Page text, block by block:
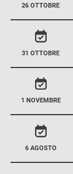
26 OTTOBRE
31 OTTOBRE
1 NOVEMBRE
6 AGOSTO